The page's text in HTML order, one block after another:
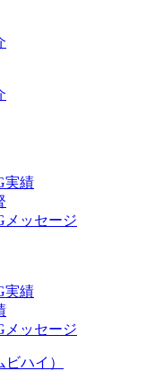
実績
メッセージ
実績
メッセージ
ハイ）